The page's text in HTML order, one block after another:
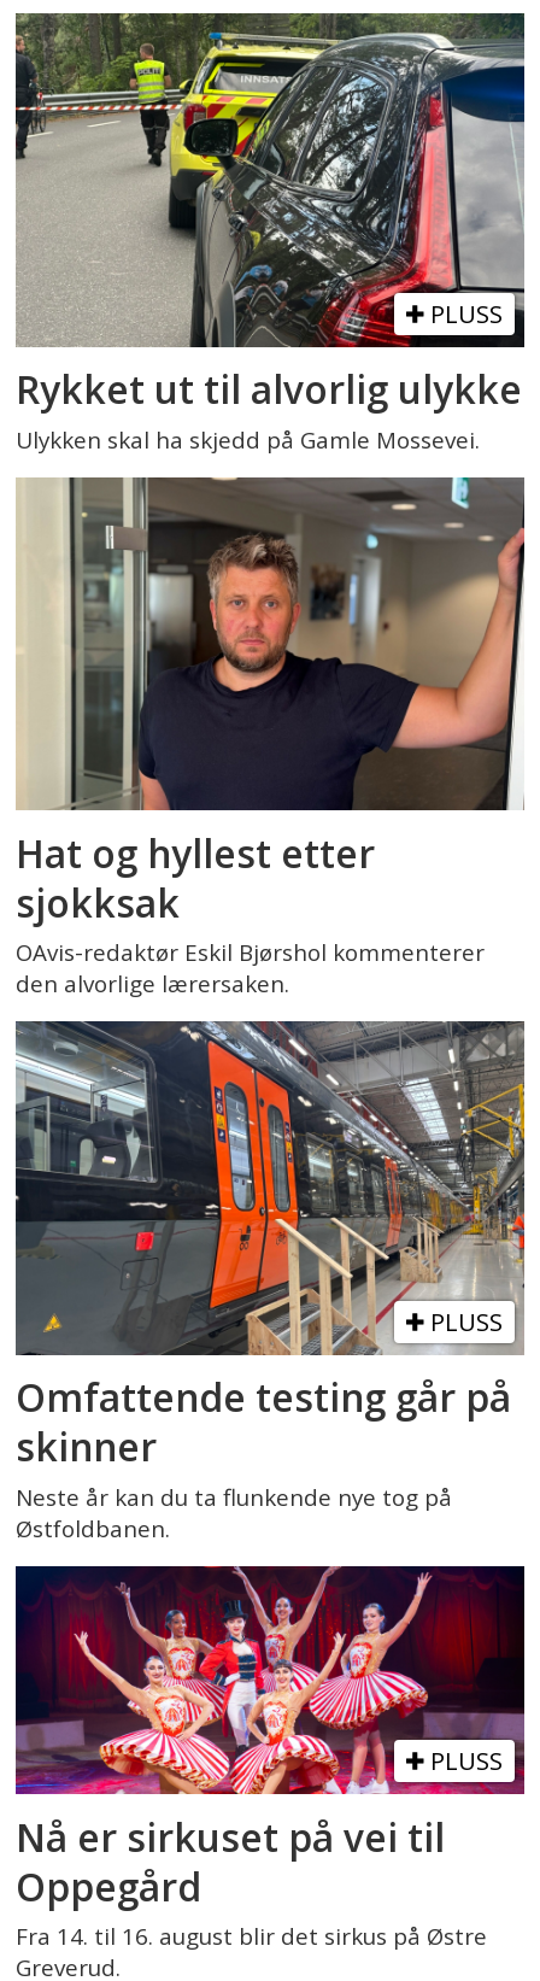
PLUSS
Rykket ut til alvorlig ulykke
Ulykken skal ha skjedd på Gamle Mossevei.
Hat og hyllest etter
sjokksak
OAvis-redaktør Eskil Bjørshol kommenterer
den alvorlige lærersaken.
PLUSS
Omfattende testing går på
skinner
Neste år kan du ta flunkende nye tog på
Østfoldbanen.
PLUSS
Nå er sirkuset på vei til
Oppegård
Fra 14. til 16. august blir det sirkus på Østre
Greverud.